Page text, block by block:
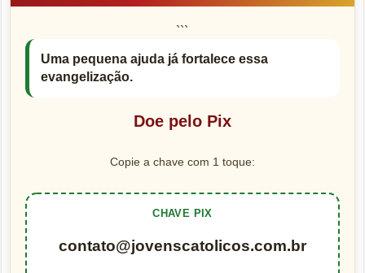
```
Uma pequena ajuda já fortalece essa
evangelização.
Doe pelo Pix
Copie a chave com 1 toque:
CHAVE PIX
contato@jovenscatolicos.com.br